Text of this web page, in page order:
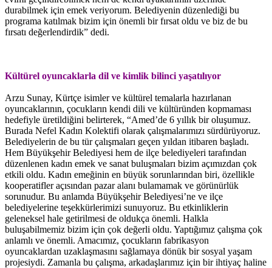
durabilmek için emek veriyorum. Belediyenin düzenlediği bu
programa katılmak bizim için önemli bir fırsat oldu ve biz de bu
fırsatı değerlendirdik” dedi.
Kültürel oyuncaklarla dil ve kimlik bilinci yaşatılıyor
Arzu Sunay, Kürtçe isimler ve kültürel temalarla hazırlanan
oyuncaklarının, çocukların kendi dili ve kültüründen kopmaması
hedefiyle üretildiğini belirterek, “Amed’de 6 yıllık bir oluşumuz.
Burada Nefel Kadın Kolektifi olarak çalışmalarımızı sürdürüyoruz.
Belediyelerin de bu tür çalışmaları geçen yıldan itibaren başladı.
Hem Büyükşehir Belediyesi hem de ilçe belediyeleri tarafından
düzenlenen kadın emek ve sanat buluşmaları bizim açımızdan çok
etkili oldu. Kadın emeğinin en büyük sorunlarından biri, özellikle
kooperatifler açısından pazar alanı bulamamak ve görünürlük
sorunudur. Bu anlamda Büyükşehir Belediyesi’ne ve ilçe
belediyelerine teşekkürlerimizi sunuyoruz. Bu etkinliklerin
geleneksel hale getirilmesi de oldukça önemli. Halkla
buluşabilmemiz bizim için çok değerli oldu. Yaptığımız çalışma çok
anlamlı ve önemli. Amacımız, çocukların fabrikasyon
oyuncaklardan uzaklaşmasını sağlamaya dönük bir sosyal yaşam
projesiydi. Zamanla bu çalışma, arkadaşlarımız için bir ihtiyaç haline